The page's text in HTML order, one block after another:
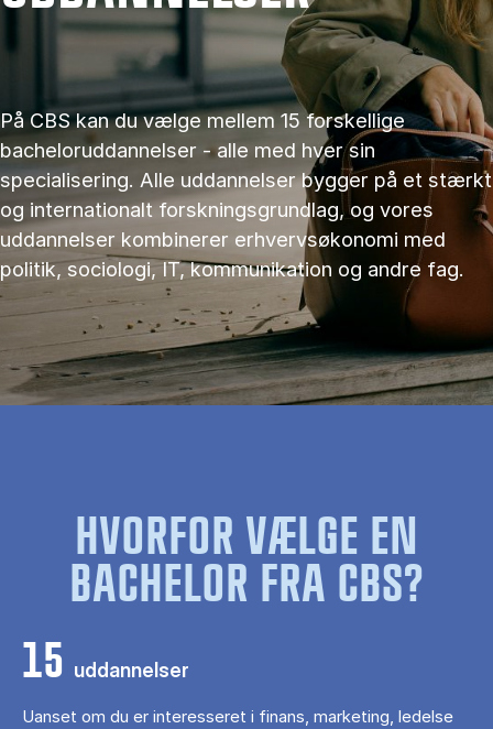
På CBS kan du vælge mellem 15 forskellige
bacheloruddannelser - alle med hver sin
specialisering. Alle uddannelser bygger på et stærkt
og internationalt forskningsgrundlag, og vores
uddannelser kombinerer erhvervsøkonomi med
politik, sociologi, IT, kommunikation og andre fag.
HVORFOR VÆLGE EN
BACHELOR FRA CBS?
15 uddannelser
Uanset om du er interesseret i finans, marketing, ledelse